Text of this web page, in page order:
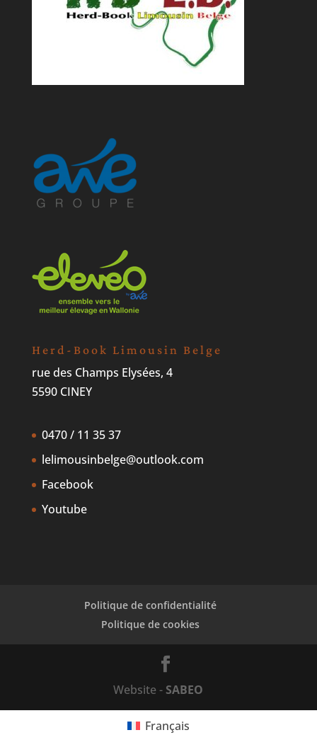
Herd-Book Limousin Belge
rue des Champs Elysées, 4
5590 CINEY
0470 / 11 35 37
lelimousinbelge@outlook.com
Facebook
Youtube
Politique de confidentialité
Politique de cookies
Website - SABEO
Français